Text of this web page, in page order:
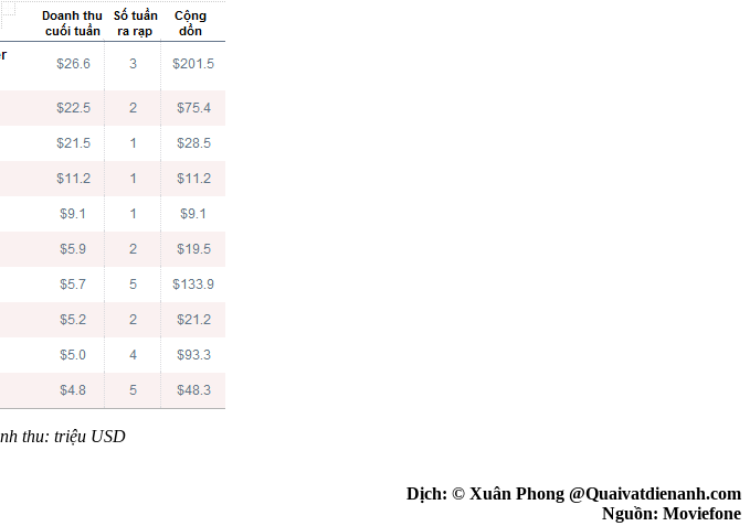
thu: triệu USD
Dịch: © Xuân Phong @Quaivatdienanh.com
Nguồn: Moviefone